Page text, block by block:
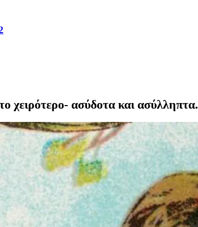
χειρότερο- ασύδοτα και ασύλληπτα.